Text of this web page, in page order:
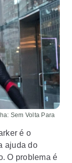
Sem Volta Para
é o
ajuda do
O problema é